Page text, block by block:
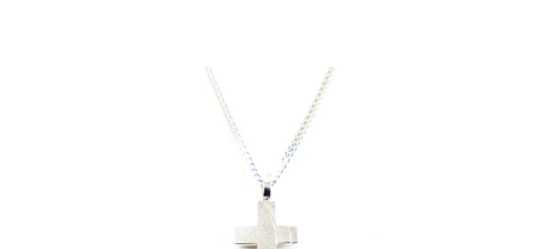
Bildergalerie überspringen